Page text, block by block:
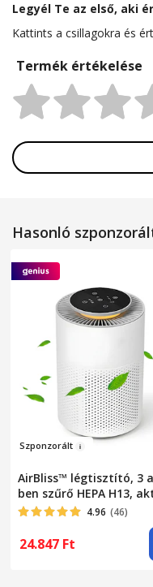
Legyél Te az első, aki
Kattints a csillagokra és
Termék értékelése
Hasonló
Szponzorált
AirBliss™ légtisztító, 3
ben szűrő HEPA H13,
szén, előszűrő, por elleni,
hangulatvilágítás,
érintőképernyő, 3
4.96 (46)
24.847 Ft